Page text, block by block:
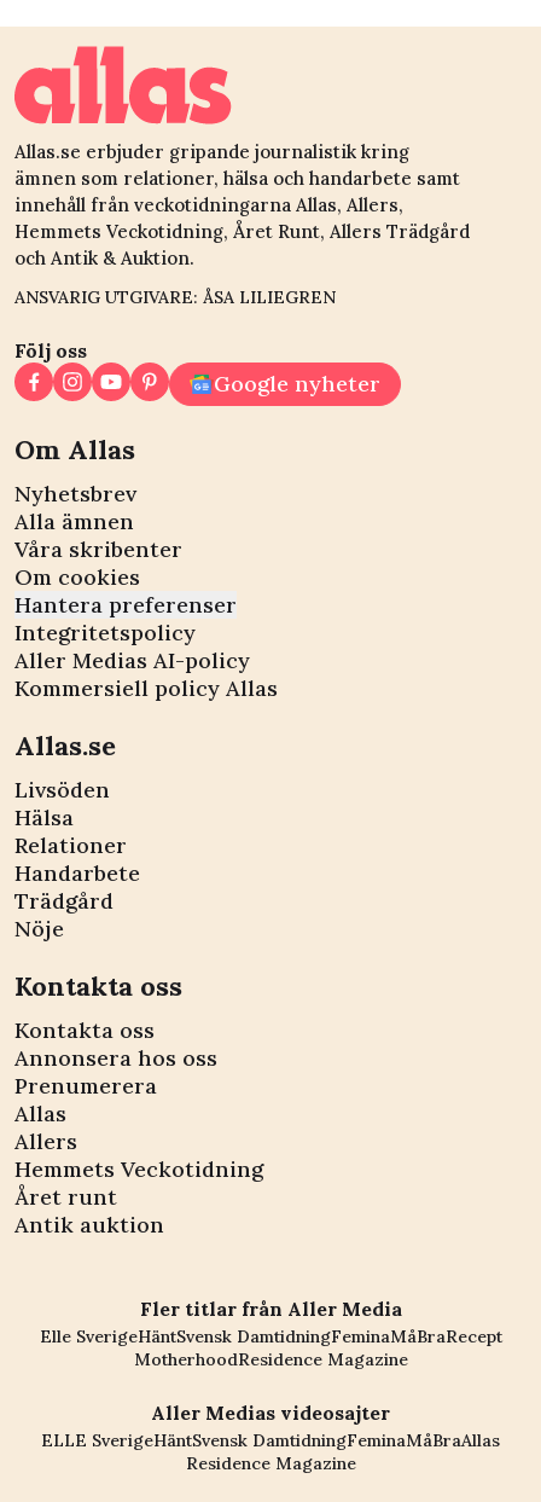
Allas.se erbjuder gripande journalistik kring
ämnen som relationer, hälsa och handarbete samt
innehåll från veckotidningarna Allas, Allers,
Hemmets Veckotidning, Året Runt, Allers Trädgård
och Antik & Auktion.
ANSVARIG UTGIVARE: ÅSA LILIEGREN
Följ oss
Google nyheter
Om Allas
Nyhetsbrev
Alla ämnen
Våra skribenter
Om cookies
Hantera preferenser
Integritetspolicy
Aller Medias AI-policy
Kommersiell policy Allas
Allas.se
Livsöden
Hälsa
Relationer
Handarbete
Trädgård
Nöje
Kontakta oss
Kontakta oss
Annonsera hos oss
Prenumerera
Allas
Allers
Hemmets Veckotidning
Året runt
Antik auktion
Fler titlar från Aller Media
Elle SverigeHäntSvensk DamtidningFeminaMåBraRecept
MotherhoodResidence Magazine
Aller Medias videosajter
ELLE SverigeHäntSvensk DamtidningFeminaMåBraAllas
Residence Magazine